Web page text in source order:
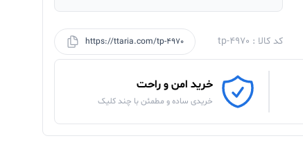
کد کالا : tp-4970 https://ttaria.com/tp-4970
خرید امن و راحت
خریدی ساده و مطمئن با چند کلیک